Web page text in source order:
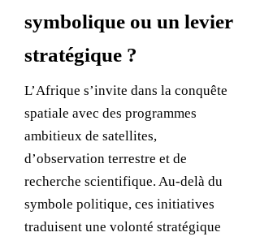
symbolique ou un levier
stratégique ?
L’Afrique s’invite dans la conquête
spatiale avec des programmes
ambitieux de satellites,
d’observation terrestre et de
recherche scientifique. Au-delà du
symbole politique, ces initiatives
traduisent une volonté stratégique